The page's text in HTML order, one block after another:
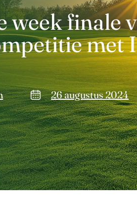
week finale
met
26 augustus 2024